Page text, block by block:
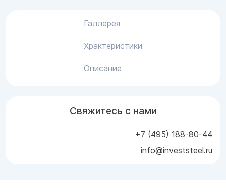
Галлерея
Храктеристики
Описание
Свяжитесь с нами
+7 (495) 188-80-44
info@investsteel.ru